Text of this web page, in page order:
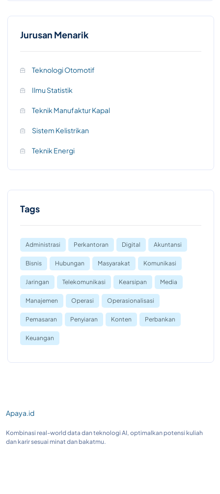
Jurusan Menarik
Teknologi Otomotif
Ilmu Statistik
Teknik Manufaktur Kapal
Sistem Kelistrikan
Teknik Energi
Tags
Administrasi Perkantoran Digital Akuntansi
Bisnis Hubungan Masyarakat Komunikasi
Jaringan Telekomunikasi Kearsipan Media
Manajemen Operasi Operasionalisasi
Pemasaran Penyiaran Konten Perbankan
Keuangan
Apaya.id
Kombinasi real-world data dan teknologi AI, optimalkan potensi kuliah
dan karir sesuai minat dan bakatmu.